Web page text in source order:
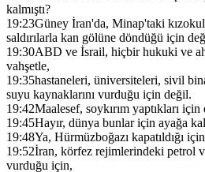
kalmıştı?
19:23Güney İran'da, Minap'taki
saldırılarla kan gölüne döndüğü için
19:30ABD ve İsrail, hiçbir hukuki ve
vahşetle,
19:35hastaneleri, üniversiteleri, sivil
suyu kaynaklarını vurduğu için değil.
19:42Maalesef, soykırım yaptıkları için
19:45Hayır, dünya bunlar için ayağa
19:48Ya, Hürmüzboğazı kapatıldığı
19:52İran, körfez rejimlerindeki petrol
vurduğu için,